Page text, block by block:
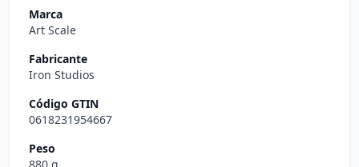
Marca
Art Scale
Fabricante
Iron Studios
Código GTIN
0618231954667
Peso